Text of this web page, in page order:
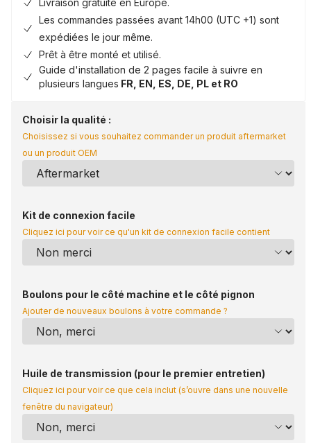
Livraison gratuite en Europe.
Les commandes passées avant 14h00 (UTC +1) sont
expédiées le jour même.
Prêt à être monté et utilisé.
Guide d'installation de 2 pages facile à suivre en
plusieurs langues FR, EN, ES, DE, PL et RO
Choisir la qualité :
Choisissez si vous souhaitez commander un produit aftermarket
ou un produit OEM
Kit de connexion facile
Cliquez ici pour voir ce qu'un kit de connexion facile contient
Boulons pour le côté machine et le côté pignon
Ajouter de nouveaux boulons à votre commande ?
Huile de transmission (pour le premier entretien)
Cliquez ici pour voir ce que cela inclut (s’ouvre dans une nouvelle
fenêtre du navigateur)